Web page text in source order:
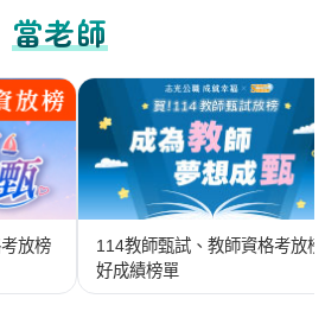
當老師
放榜
114教師甄試、教師資格考放榜
好成績榜單